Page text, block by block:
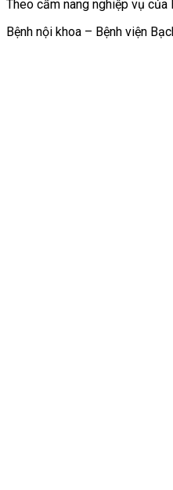
Theo cẩm nang nghiệp vụ của
Bệnh nội khoa – Bệnh viện